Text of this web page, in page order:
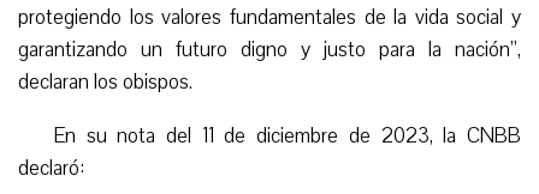
protegiendo los valores fundamentales de la vida social y
garantizando un futuro digno y justo para la nación”,
declaran los obispos.
En su nota del 11 de diciembre de 2023, la CNBB
declaró: